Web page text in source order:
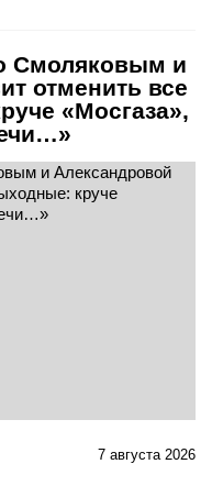
Смоляковым и
отменить все
«Мосгаза»,
7 августа 2026